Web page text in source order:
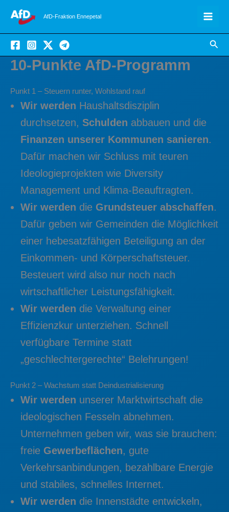
Inhalt
AfD-Fraktion Ennepetal
10-Punkte AfD-Programm
Punkt 1 – Steuern runter, Wohlstand rauf
Wir werden Haushaltsdisziplin
durchsetzen, Schulden abbauen und die
Finanzen unserer Kommunen sanieren.
Dafür machen wir Schluss mit teuren
Ideologieprojekten wie Diversity
Management und Klima-Beauftragten.
Wir werden die Grundsteuer abschaffen.
Dafür geben wir Gemeinden die Möglichkeit
einer hebesatzfähigen Beteiligung an der
Einkommen- und Körperschaftsteuer.
Besteuert wird also nur noch nach
wirtschaftlicher Leistungsfähigkeit.
Wir werden die Verwaltung einer
Effizienzkur unterziehen. Schnell
verfügbare Termine statt
„geschlechtergerechte“ Belehrungen!
Punkt 2 – Wachstum statt Deindustrialisierung
Wir werden unserer Marktwirtschaft die
ideologischen Fesseln abnehmen.
Unternehmen geben wir, was sie brauchen:
freie Gewerbeflächen, gute
Verkehrsanbindungen, bezahlbare Energie
und stabiles, schnelles Internet.
Wir werden die Innenstädte entwickeln,